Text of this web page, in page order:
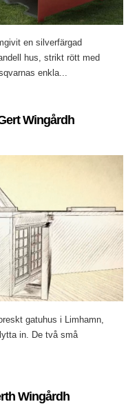
en silverfärgad
hus, strikt rött med
enkla...
Wingårdh
gatuhus i Limhamn,
in. De två små
Wingårdh